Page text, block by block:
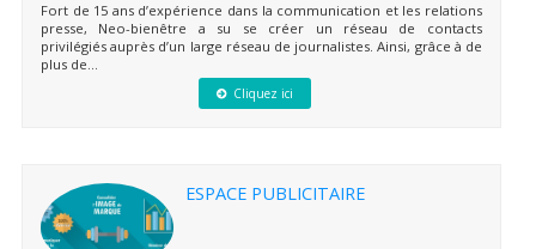
Fort de 15 ans d’expérience dans la communication et les relations
presse, Neo-bienêtre a su se créer un réseau de contacts
privilégiés auprès d’un large réseau de journalistes. Ainsi, grâce à de
plus de...
Cliquez ici
ESPACE PUBLICITAIRE